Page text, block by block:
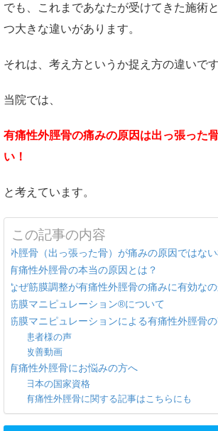
でも、これまであなたが受けてきた施術
つ大きな違いがあります。
それは、考え方というか捉え方の違いです
当院では、
有痛性外脛骨の痛みの原因は出っ張った
い！
と考えています。
この記事の内容
外脛骨（出っ張った骨）が痛みの原因ではな
有痛性外脛骨の本当の原因とは？
なぜ筋膜調整が有痛性外脛骨の痛みに有効なの
筋膜マニピュレーション®について
筋膜マニピュレーションによる有痛性外脛骨
患者様の声
改善動画
有痛性外脛骨にお悩みの方へ
日本の国家資格
有痛性外脛骨に関する記事はこちらにも